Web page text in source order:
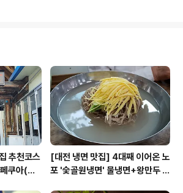
인터뷰이와 방문기관을 리스
이 왔다. 그 중에서, 링위후이
온/오프라인 쇼핑몰로 엄청
사업을 시작한 여성 CEO를
고 상해 기술사업보육..
추천코스
쿠아(커
[대전 냉면 맛집] 4대째 이어온 노
포 '숯골원냉면' 물냉면+왕만두 조